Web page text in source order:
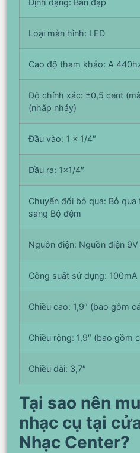
Loại màn hình: LED
Cao độ tham khảo: A
Độ chính xác: ±0,5 cent
(nhấp nháy)
Đầu vào: 1 x 1/4″
Đầu ra: 1×1/4″
Chuyển đổi bỏ qua: Bỏ
sang Bộ đệm
Nguồn điện: Nguồn điện
Công suất sử dụng: 100mA
Chiều cao: 1,9″ (bao gồm
Chiều rộng: 1,9″ (bao gồm
Chiều dài: 3,7″
Tại sao nên
nhạc cụ tại
Nhạc Center?